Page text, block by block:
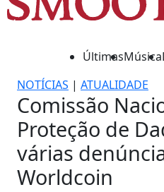
ÚltimasMúsica
NOTÍCIAS | ATUALIDADE
Comissão
Proteção de
várias
Worldcoin